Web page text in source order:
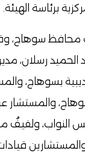
برئاسة الهيئة.
سوهاج،
رسلان،
بسوهاج،
والمستشار
النواب، ولفيفُ